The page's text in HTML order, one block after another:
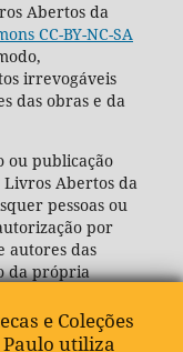
Abertos da
CC-BY-NC-SA
irrevogáveis
das obras e da
ou publicação
Livros Abertos da
pessoas ou
por
autores das
da própria
e Coleções
Paulo utiliza